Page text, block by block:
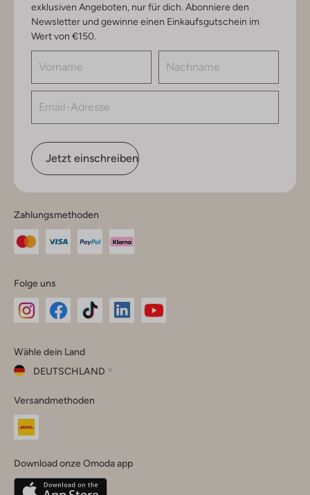
exklusiven Angeboten, nur für dich. Abonniere den
Newsletter und gewinne einen Einkaufsgutschein im
Wert von €150.
Jetzt einschreiben
Zahlungsmethoden
Folge uns
Instagram
Facebook
TikTok
Wähle dein Land
DEUTSCHLAND
dein
Land
Belgique(Français)
Versandmethoden
Download onze Omoda app